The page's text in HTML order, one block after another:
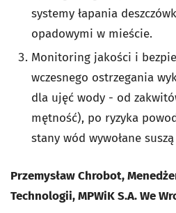
systemy łapania
opadowymi w mieście.
Monitoring jakości i
wczesnego ostrzegania
dla ujęć wody - od
mętność), po ryzyka
stany wód wywołane
Przemysław Chrobot,
Technologii, MPWiK S.A. We